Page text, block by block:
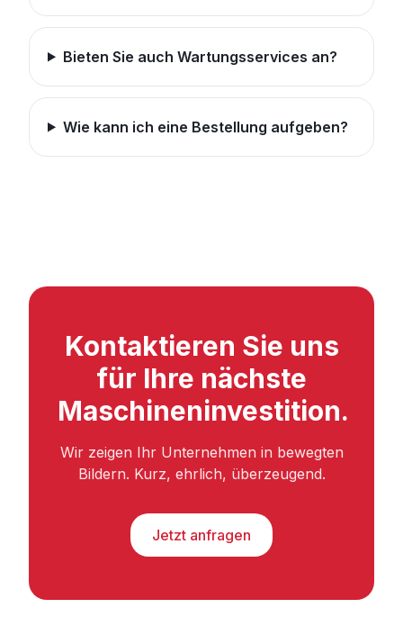
Bieten Sie auch Wartungsservices an?
Wie kann ich eine Bestellung aufgeben?
Kontaktieren Sie uns
für Ihre nächste
Maschineninvestition.
Wir zeigen Ihr Unternehmen in bewegten
Bildern. Kurz, ehrlich, überzeugend.
Jetzt anfragen